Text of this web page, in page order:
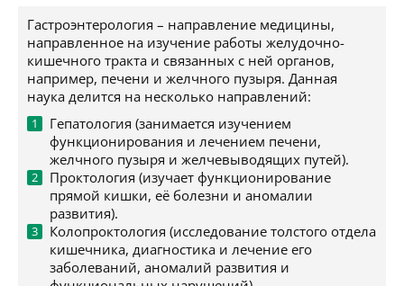
Гастроэнтерология – направление медицины,
направленное на изучение работы желудочно-
кишечного тракта и связанных с ней органов,
например, печени и желчного пузыря. Данная
наука делится на несколько направлений:
Гепатология (занимается изучением
функционирования и лечением печени,
желчного пузыря и желчевыводящих путей).
Проктология (изучает функционирование
прямой кишки, её болезни и аномалии
развития).
Колопроктология (исследование толстого отдела
кишечника, диагностика и лечение его
заболеваний, аномалий развития и